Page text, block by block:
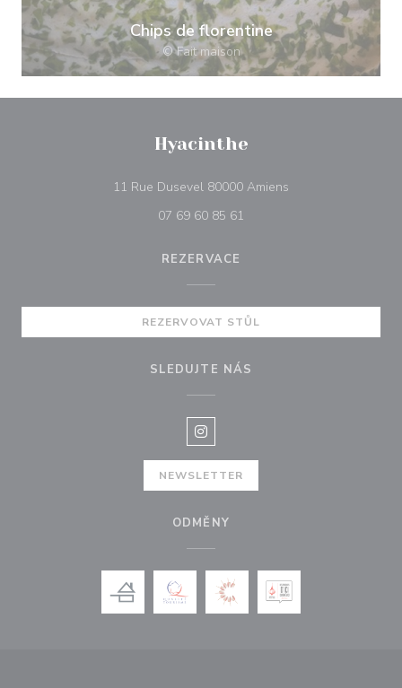
Chips de florentine
© Fait maison
Hyacinthe
11 Rue Dusevel 80000 Amiens
07 69 60 85 61
REZERVACE
REZERVOVAT STŮL
SLEDUJTE NÁS
Instagram ((otevře se v novém
NEWSLETTER
ODMĚNY